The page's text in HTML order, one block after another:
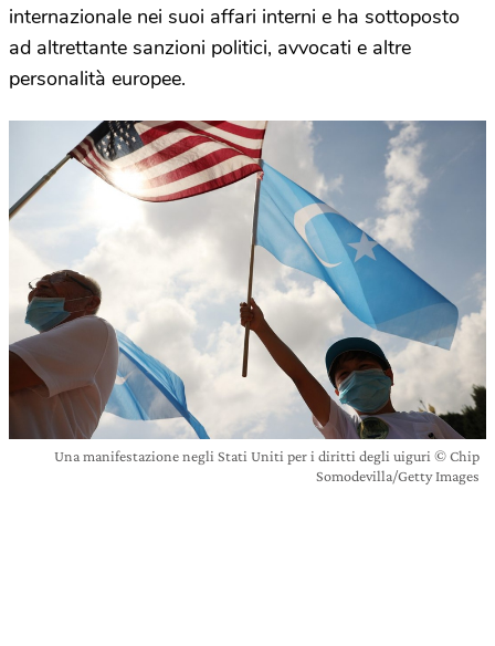
internazionale nei suoi affari interni e ha sottoposto
ad altrettante sanzioni politici, avvocati e altre
personalità europee.
Una manifestazione negli Stati Uniti per i diritti degli uiguri © Chip
Somodevilla/Getty Images